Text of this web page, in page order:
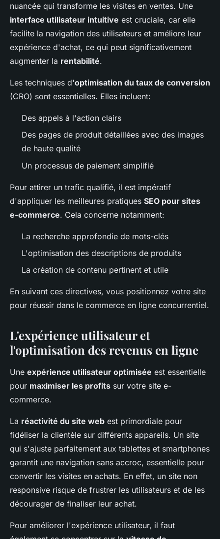
nuancée qui transforme les visites en ventes. Une
interface utilisateur intuitive est cruciale, car elle
facilite la navigation des utilisateurs et améliore leur
expérience d'achat, ce qui peut significativement
augmenter la rentabilité.
Les techniques d'optimisation du taux de conversion
(CRO) sont essentielles. Elles incluent:
Des appels à l'action clairs
Des pages de produit détaillées avec des images
de haute qualité
Un processus de paiement simplifié
Pour attirer un trafic qualifié, il est impératif
d'appliquer les meilleures pratiques SEO pour sites
e-commerce. Cela concerne notamment:
La recherche approfondie de mots-clés
L'optimisation des descriptions de produits
La création de contenu pertinent et utile
En suivant ces directives, vous positionnez votre site
pour réussir dans le commerce en ligne concurrentiel.
L'expérience utilisateur et
l'optimisation des revenus en ligne
Une expérience utilisateur optimisée est essentielle
pour maximiser les profits sur votre site e-
commerce.
La réactivité du site web est primordiale pour
fidéliser la clientèle sur différents appareils. Un site
qui s'ajuste parfaitement aux tablettes et smartphones
garantit une navigation sans accroc, essentielle pour
convertir les visites en achats. En effet, un site non
responsive risque de frustrer les utilisateurs et de les
décourager de finaliser leur achat.
Pour améliorer l'expérience utilisateur, il faut